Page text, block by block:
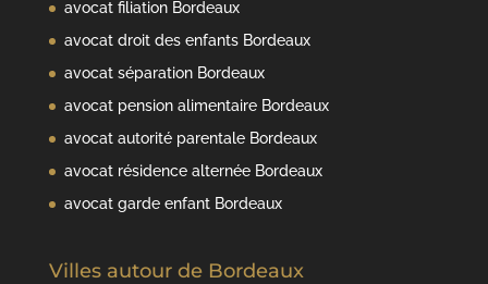
avocat filiation Bordeaux
avocat droit des enfants Bordeaux
avocat séparation Bordeaux
avocat pension alimentaire Bordeaux
avocat autorité parentale Bordeaux
avocat résidence alternée Bordeaux
avocat garde enfant Bordeaux
Villes autour de Bordeaux